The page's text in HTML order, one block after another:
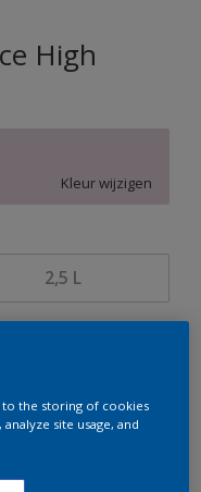
High
Kleur wijzigen
2,5 L
gaten, we werken
to the storing of cookies
site usage, and